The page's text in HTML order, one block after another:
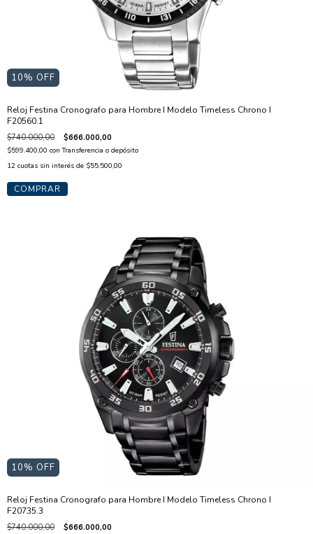
10% OFF
Reloj Festina Cronografo para Hombre I Modelo Timeless Chrono I
F20560.1
$740.000,00 $666.000,00
$599.400,00 con Transferencia o depósito
12 cuotas sin interés de $55.500,00
10% OFF
Reloj Festina Cronografo para Hombre I Modelo Timeless Chrono I
F20735.3
$740.000,00 $666.000,00